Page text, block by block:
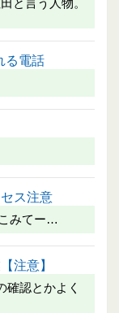
る電話
ス注意
みてー…
注意】
確認とかよく